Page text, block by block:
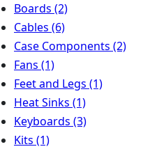
Boards (2)
Cables (6)
Case Components (2)
Fans (1)
Feet and Legs (1)
Heat Sinks (1)
Keyboards (3)
Kits (1)